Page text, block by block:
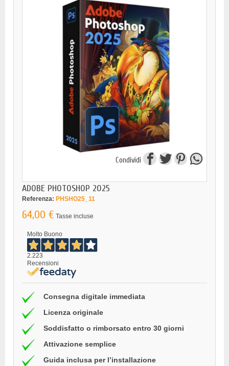
Condividi
ADOBE PHOTOSHOP 2025
Referenza: PHSHO25_11
64,00 € Tasse incluse
Molto Buono
2.223
Recensioni
Consegna digitale immediata
Licenza originale
Soddisfatto o rimborsato entro 30 giorni
Attivazione semplice
Guida inclusa per l’installazione